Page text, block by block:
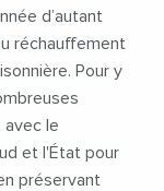
d’autant
réchauffement
Pour y
avec le
et l'État pour
préservant